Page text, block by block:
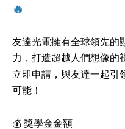
🔥
友達光電擁有全球領先的
力，打造超越人們想像的
立即申請，與友達一起引
可能！
💰 獎學金金額